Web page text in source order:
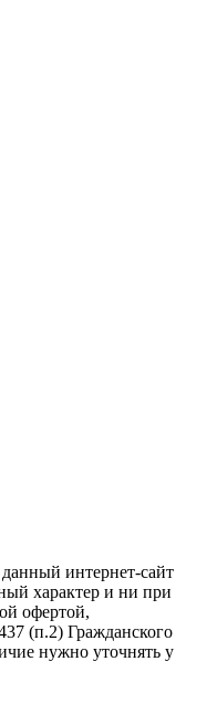
интернет-сайт
характер и ни при
офертой,
(п.2) Гражданского
нужно уточнять у